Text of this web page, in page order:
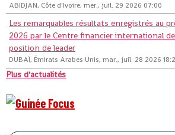
ABIDJAN, Côte d'Ivoire, mer., juil. 29 2026 07:00
Les remarquables résultats enregistrés au
2026 par le Centre financier international
position de leader
DUBAÏ, Émirats Arabes Unis, mar., juil. 28 2026
Plus d'actualités